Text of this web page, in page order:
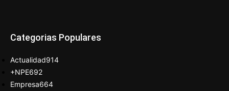
Categorias Populares
Actualidad914
+NPE692
Empresa664